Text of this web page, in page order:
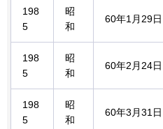
198
5
昭
和
60年1月29日
198
5
昭
和
60年2月24日
198
5
昭
和
60年3月31日